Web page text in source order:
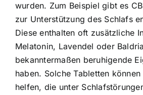
wurden. Zum Beispiel gibt es
zur Unterstützung des Schlafs
Diese enthalten oft zusätzliche
Melatonin, Lavendel oder
bekanntermaßen beruhigende
haben. Solche Tabletten können
helfen, die unter